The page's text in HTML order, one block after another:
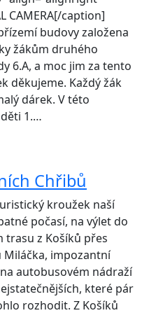
CAMERA[/caption]
budovy založena
žákům druhého
6.A, a moc jim za tento
děkujeme. Každý žák
dárek. V této
1.…
Chřibů
kroužek naší
počasí, na výlet do
trasu z Košíků přes
Miláčka, impozantní
autobusovém nádraží
které pár
rozhodit. Z Košíků